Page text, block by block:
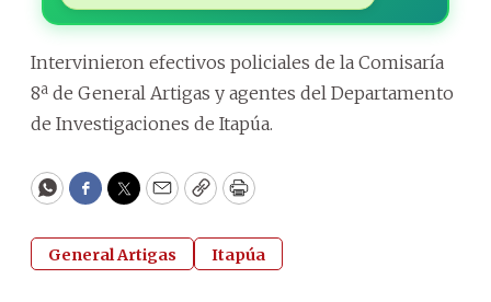
Intervinieron efectivos policiales de la Comisaría
8ª de General Artigas y agentes del Departamento
de Investigaciones de Itapúa.
WhatsApp
Facebook
Twitter
EmailCopyPrint
General Artigas Itapúa